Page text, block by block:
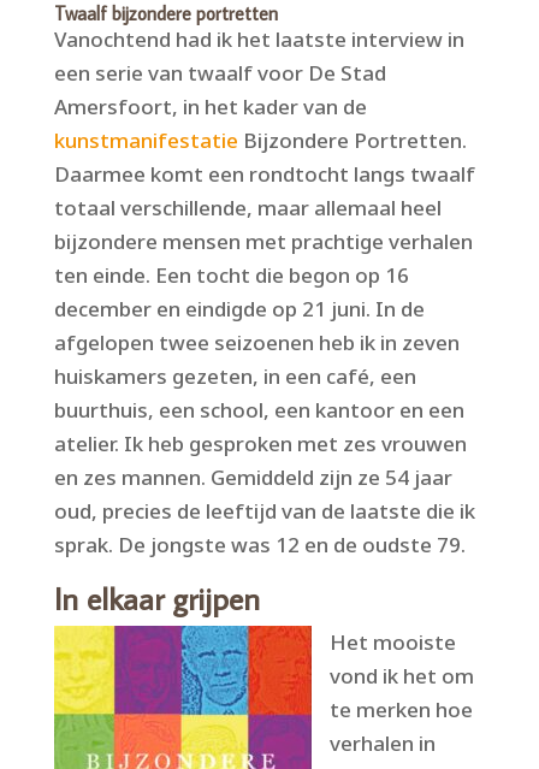
Twaalf bijzondere portretten
Vanochtend had ik het laatste interview in
een serie van twaalf voor De Stad
Amersfoort, in het kader van de
kunstmanifestatie Bijzondere Portretten.
Daarmee komt een rondtocht langs twaalf
totaal verschillende, maar allemaal heel
bijzondere mensen met prachtige verhalen
ten einde. Een tocht die begon op 16
december en eindigde op 21 juni. In de
afgelopen twee seizoenen heb ik in zeven
huiskamers gezeten, in een café, een
buurthuis, een school, een kantoor en een
atelier. Ik heb gesproken met zes vrouwen
en zes mannen. Gemiddeld zijn ze 54 jaar
oud, precies de leeftijd van de laatste die ik
sprak. De jongste was 12 en de oudste 79.
In elkaar grijpen
Het mooiste
vond ik het om
te merken hoe
verhalen in